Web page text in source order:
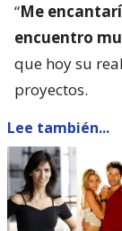
“Me
encuentro
que hoy su
proyectos.
Lee también...